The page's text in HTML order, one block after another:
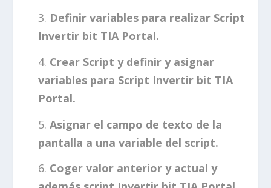
Definir variables para realizar Script
Invertir bit TIA Portal.
Crear Script y definir y asignar
variables para Script Invertir bit TIA
Portal.
Asignar el campo de texto de la
pantalla a una variable del script.
Coger valor anterior y actual y